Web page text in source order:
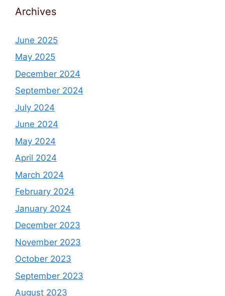
Archives
June 2025
May 2025
December 2024
September 2024
July 2024
June 2024
May 2024
April 2024
March 2024
February 2024
January 2024
December 2023
November 2023
October 2023
September 2023
August 2023